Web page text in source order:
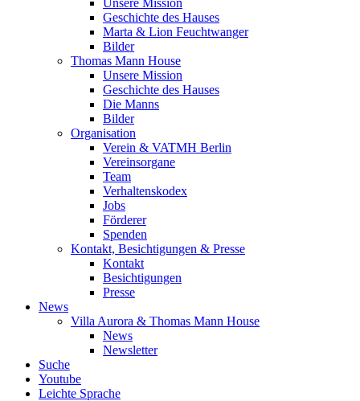
Unsere Mission
Geschichte des Hauses
Marta & Lion Feuchtwanger
Bilder
Thomas Mann House
Unsere Mission
Geschichte des Hauses
Die Manns
Bilder
Organisation
Verein & VATMH Berlin
Vereinsorgane
Team
Verhaltenskodex
Jobs
Förderer
Spenden
Kontakt, Besichtigungen & Presse
Kontakt
Besichtigungen
Presse
News
Villa Aurora & Thomas Mann House
News
Newsletter
Suche
Youtube
Leichte Sprache